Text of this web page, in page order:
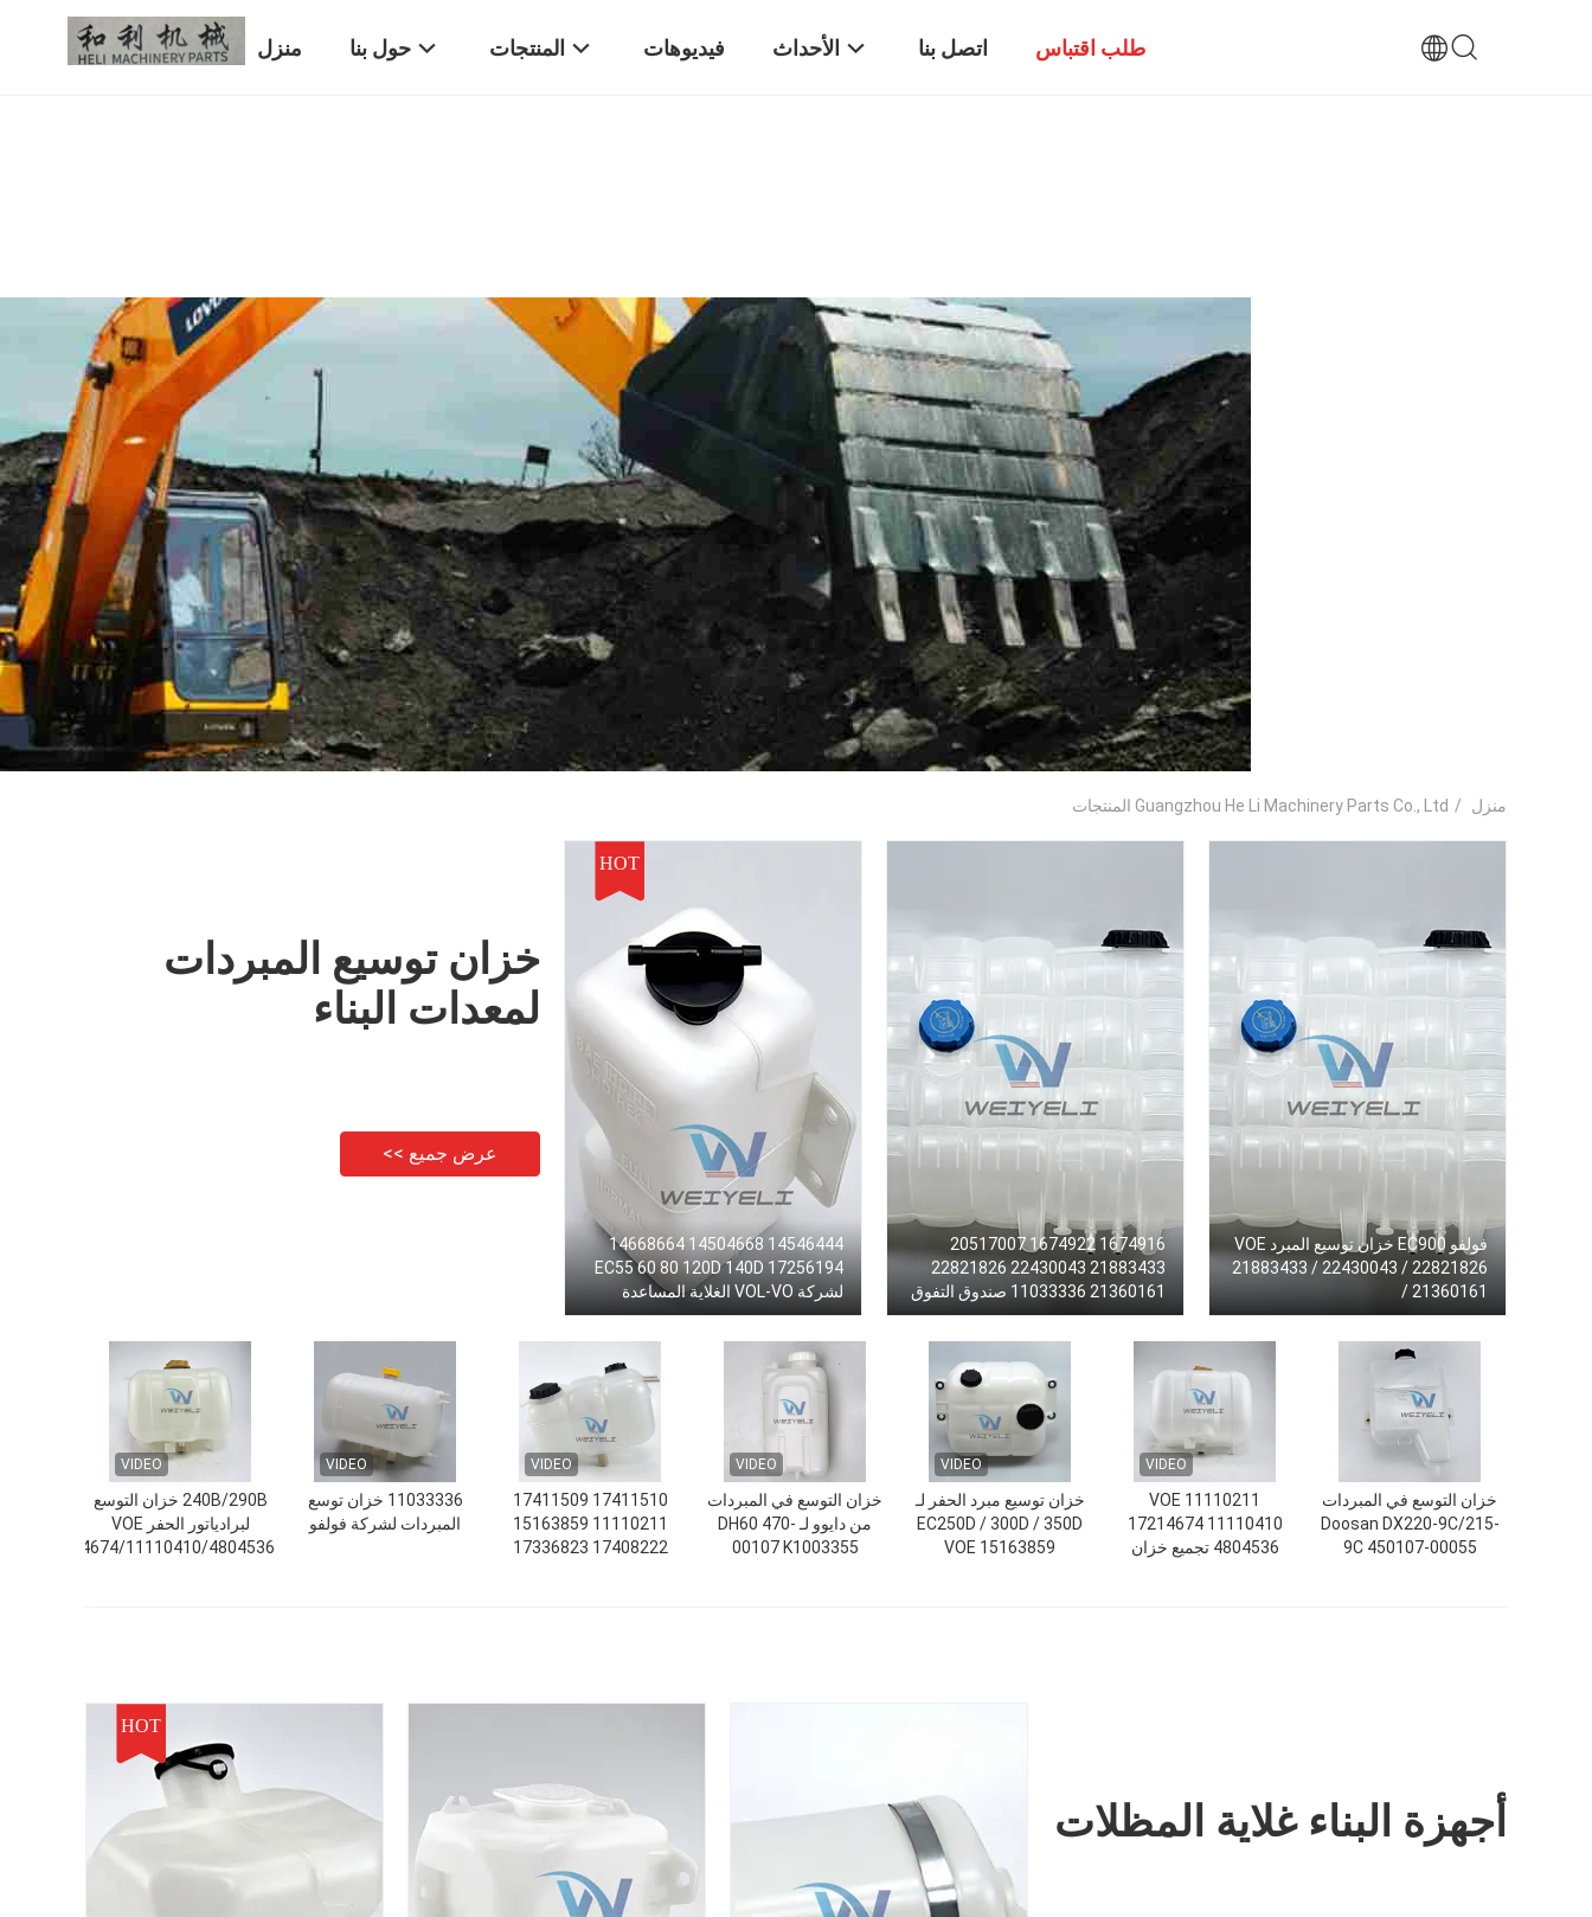
منزل حول بنا المنتجات فيديوهات الأحداث اتصل بنا طلب اقتباس
منزل / Guangzhou He Li Machinery Parts Co., Ltd المنتجات
خزان توسيع المبردات
لمعدات البناء
عرض جميع >>
HOT
14546444 14504668 14668664
17256194 EC55 60 80 120D 140D
لشركة VOL-VO الغلاية المساعدة
1674916 1674922 20517007
21883433 22430043 22821826
21360161 11033336 صندوق التفوق
في المبرد
فولفو EC900 خزان توسيع المبرد VOE
21883433 / 22430043 / 22821826
/ 21360161
VIDEO
240B/290B خزان التوسع
لبرادياتور الحفر VOE
17214674/11110410/4804536
VIDEO
11033336 خزان توسع
المبردات لشركة فولفو
VIDEO
17411510 17411509
11110211 15163859
17408222 17336823
VIDEO
خزان التوسع في المبردات
من دايوو لـ DH60 470-
00107 K1003355
VIDEO
خزان توسيع مبرد الحفر لـ
EC250D / 300D / 350D
VOE 15163859
VIDEO
VOE 11110211
17214674 11110410
4804536 تجميع خزان
خزان التوسع في المبردات
Doosan DX220-9C/215-
9C 450107-00055
HOT
أجهزة البناء غلاية المظلات